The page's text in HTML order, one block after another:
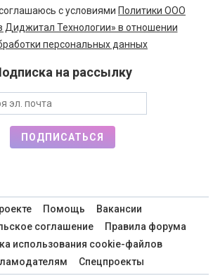
с условиями Политики ООО
Диджитал Технологии» в отношении
персональных данных
на рассылку
ПОДПИСАТЬСЯ
Помощь
Вакансии
соглашение
Правила форума
использования cookie-файлов
Спецпроекты